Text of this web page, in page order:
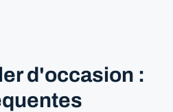
d'occasion :